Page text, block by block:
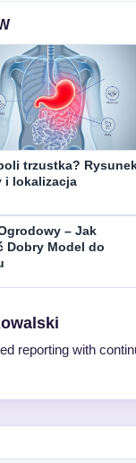
trzustka?
i lokalizacja
– Jak
Dobry Model do
reporting with